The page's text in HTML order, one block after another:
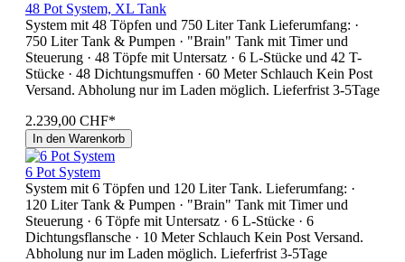
48 Pot System, XL Tank
System mit 48 Töpfen und 750 Liter Tank Lieferumfang: ·
750 Liter Tank & Pumpen · "Brain" Tank mit Timer und
Steuerung · 48 Töpfe mit Untersatz · 6 L-Stücke und 42 T-
Stücke · 48 Dichtungsmuffen · 60 Meter Schlauch Kein Post
Versand. Abholung nur im Laden möglich. Lieferfrist 3-5Tage
2.239,00 CHF*
In den Warenkorb
6 Pot System
System mit 6 Töpfen und 120 Liter Tank. Lieferumfang: ·
120 Liter Tank & Pumpen · "Brain" Tank mit Timer und
Steuerung · 6 Töpfe mit Untersatz · 6 L-Stücke · 6
Dichtungsflansche · 10 Meter Schlauch Kein Post Versand.
Abholung nur im Laden möglich. Lieferfrist 3-5Tage